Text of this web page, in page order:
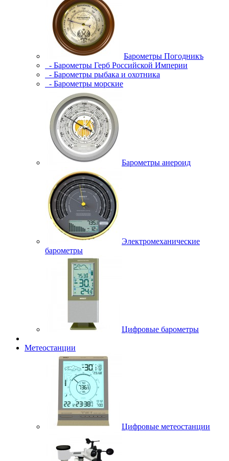
Барометры Погодникъ
- Барометры Герб Российской Империи
- Барометры рыбака и охотника
- Барометры морские
Барометры анероид
Электромеханические
барометры
Цифровые барометры
Метеостанции
Цифровые метеостанции